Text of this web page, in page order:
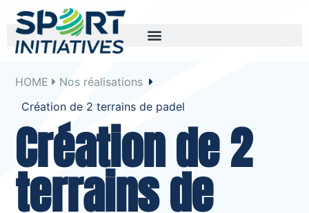
HOME
Nos réalisations
Création de 2 terrains de padel
Création de 2
terrains de